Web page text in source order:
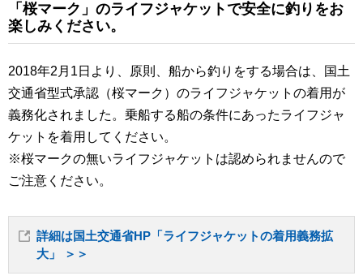
「桜マーク」のライフジャケットで安全に釣りをお
楽しみください。
2018年2月1日より、原則、船から釣りをする場合は、国土
交通省型式承認（桜マーク）のライフジャケットの着用が
義務化されました。乗船する船の条件にあったライフジャ
ケットを着用してください。
※桜マークの無いライフジャケットは認められませんので
ご注意ください。
詳細は国土交通省HP「ライフジャケットの着用義務拡
大」 ＞＞